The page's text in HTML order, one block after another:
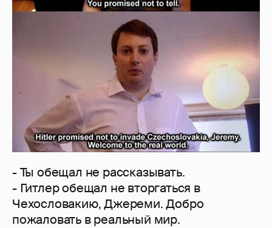
- Ты обещал не рассказывать.
- Гитлер обещал не вторгаться в
Чехословакию, Джереми. Добро
пожаловать в реальный мир.